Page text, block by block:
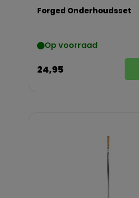
Forged Onderhoudsset
Op voorraad
24,95